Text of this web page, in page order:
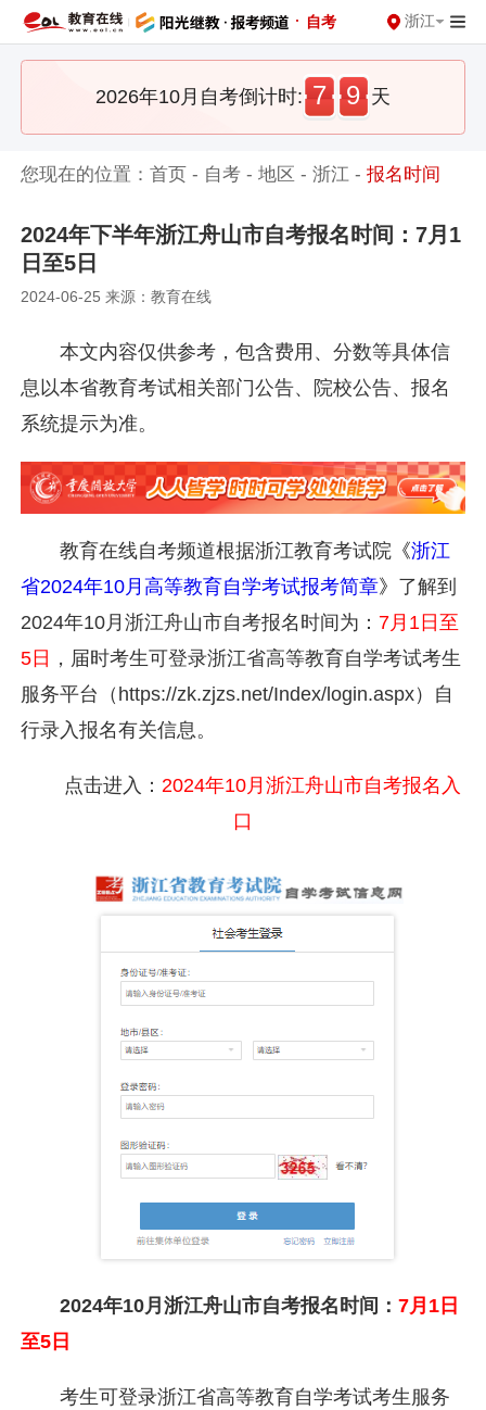
· 自考 浙江
2026年10月自考倒计时: 7 9 天
您现在的位置：首页 - 自考 -地区 -浙江 -报名时间
2024年下半年浙江舟山市自考报名时间：7月1
日至5日
2024-06-25 来源：教育在线
本文内容仅供参考，包含费用、分数等具体信
息以本省教育考试相关部门公告、院校公告、报名
系统提示为准。
教育在线自考频道根据浙江教育考试院《浙江
省2024年10月高等教育自学考试报考简章》 了解到
2024年10月浙江舟山市自考报名时间为： 7月1日至
5日 ，届时考生可登录浙江省高等教育自学考试考生
服务平台（https://zk.zjzs.net/Index/login.aspx）自
行录入报名有关信息。
点击进入： 2024年10月浙江舟山市自考报名入
口
2024年10月浙江舟山市自考报名时间： 7月1日
至5日
考生可登录浙江省高等教育自学考试考生服务